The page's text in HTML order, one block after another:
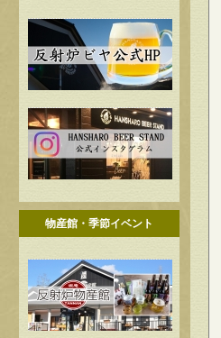
物産館・季節イベント